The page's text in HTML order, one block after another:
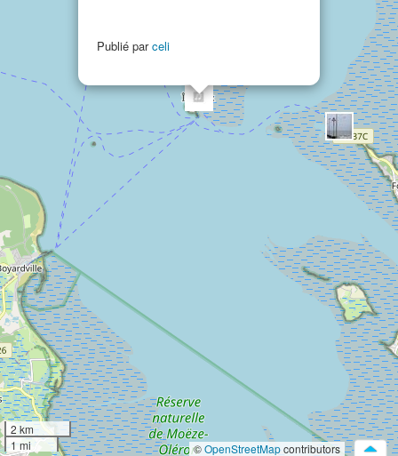
Publié parceli
2 km
1 mi
©OpenStreetMapcontributors